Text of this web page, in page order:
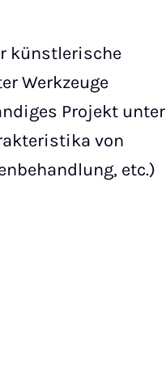
künstlerische
Werkzeuge
Projekt unter
von
etc.)